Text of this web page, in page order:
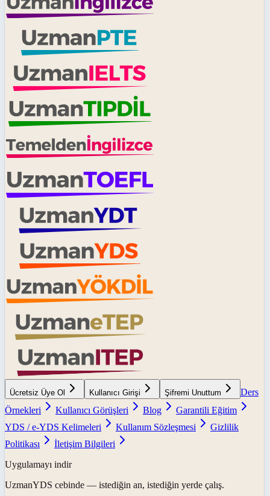
Ücretsiz Üye Ol Kullanıcı Girişi Şifremi Unuttum
Ders
Örnekleri
Kullanıcı Görüşleri Blog
Garantili Eğitim
YDS / e-YDS Kelimeleri
Kullanım Sözleşmesi
Gizlilik
Politikası
İletişim Bilgileri
Uygulamayı indir
UzmanYDS cebinde — istediğin an, istediğin yerde çalış.